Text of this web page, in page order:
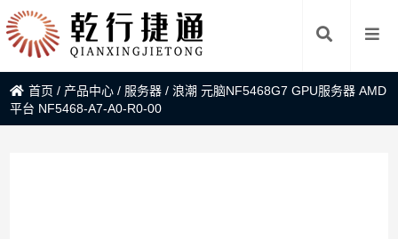
首页 / 产品中心 / 服务器 /浪潮 元脑NF5468G7 GPU服务器 AMD
平台 NF5468-A7-A0-R0-00